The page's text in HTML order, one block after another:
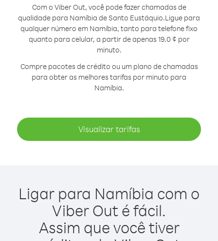
Com o Viber Out, você pode fazer chamadas de
qualidade para Namíbia de Santo Eustáquio.Ligue para
qualquer número em Namíbia, tanto para telefone fixo
quanto para celular, a partir de apenas 19.0 ¢ por
minuto.
Compre pacotes de crédito ou um plano de chamadas
para obter as melhores tarifas por minuto para
Namíbia.
Visualizar tarifas
Ligar para Namíbia com o
Viber Out é fácil.
Assim que você tiver